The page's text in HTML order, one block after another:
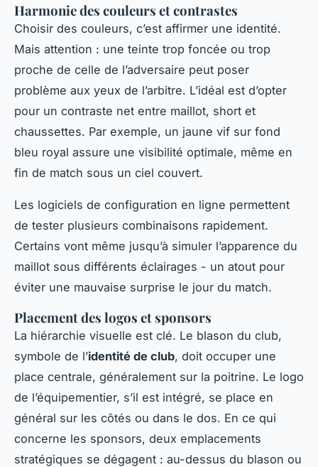
Harmonie des couleurs et contrastes
Choisir des couleurs, c’est affirmer une identité.
Mais attention : une teinte trop foncée ou trop
proche de celle de l’adversaire peut poser
problème aux yeux de l’arbitre. L’idéal est d’opter
pour un contraste net entre maillot, short et
chaussettes. Par exemple, un jaune vif sur fond
bleu royal assure une visibilité optimale, même en
fin de match sous un ciel couvert.
Les logiciels de configuration en ligne permettent
de tester plusieurs combinaisons rapidement.
Certains vont même jusqu’à simuler l’apparence du
maillot sous différents éclairages - un atout pour
éviter une mauvaise surprise le jour du match.
Placement des logos et sponsors
La hiérarchie visuelle est clé. Le blason du club,
symbole de l’identité de club, doit occuper une
place centrale, généralement sur la poitrine. Le logo
de l’équipementier, s’il est intégré, se place en
général sur les côtés ou dans le dos. En ce qui
concerne les sponsors, deux emplacements
stratégiques se dégagent : au-dessus du blason ou